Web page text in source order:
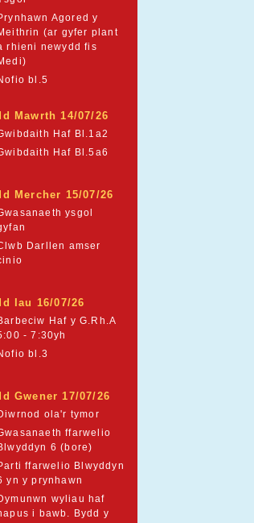
Agored y
(ar gyfer plant
rhieni newydd fis
bl.5
Mawrth 14/07/26
Haf Bl.1a2
Haf Bl.5a6
Mercher 15/07/26
ysgol
Darllen amser
Iau 16/07/26
Haf y G.Rh.A
- 7:30yh
bl.3
Gwener 17/07/26
ola'r tymor
ffarwelio
6 (bore)
ffarwelio Blwyddyn
yn y prynhawn
wyliau haf
i bawb. Bydd y